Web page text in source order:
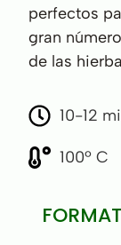
perfectos
gran
de las
10-12
100º C